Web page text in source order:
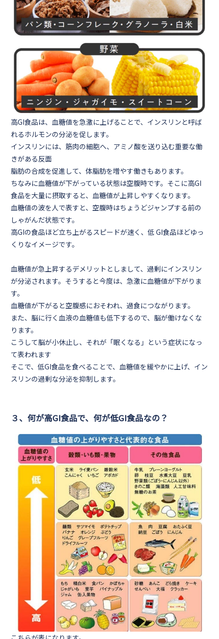
高GI食品は、血糖値を急激に上げることで、 インスリンと呼ば
れるホルモンの分泌を促します。
インスリンには、筋肉の細胞へ、アミノ酸を送り込む重要な働
きがある反面
脂肪の合成を促進して、体脂肪を増やす働きもあります。
ちなみに血糖値が下がっている状態は空腹時です。そこに高GI
食品を大量に摂取すると、血糖値が上昇しやすくなります。
血糖値の波を人で表すと、空腹時はちょうどジャンプする前の
しゃがんだ状態です。
高GIの食品ほど立ち上がるスピードが速く、低 GI食品ほどゆっ
くりなイメージです。
血糖値が急上昇するデメリット としまして、過剰にインスリン
が分泌されます。そうすると今度は、急激に血糖値が下がりま
す。
血糖値が下がると空腹感におそわれ、過食につながります。
また、 脳に行く血液の血糖値も低下するので、脳が働けなくな
ります。
こうして脳が小休止し、それが 「眠くなる」 という症状になっ
て表われます
そこで、低GI食品を食べることで、血糖値を緩やかに上げ、イン
スリンの過剰な分泌を抑制します。
３、何が高GI食品で、何が低GI食品なの？